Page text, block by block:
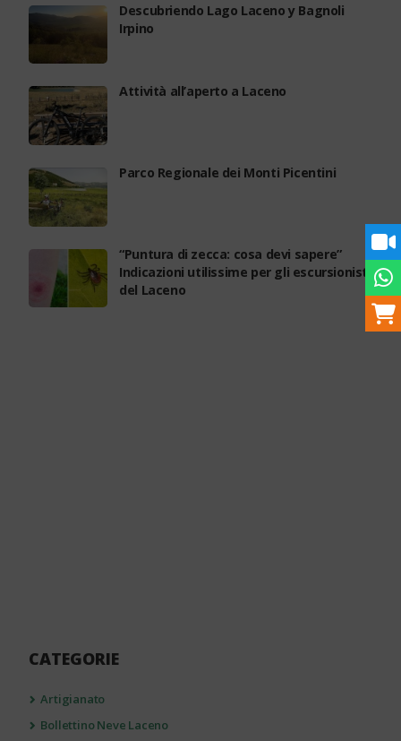
Descubriendo Lago Laceno y Bagnoli
Irpino
Attività all’aperto a Laceno
Parco Regionale dei Monti Picentini
“Puntura di zecca: cosa devi sapere”
Indicazioni utilissime per gli escursionisti
del Laceno
CATEGORIE
Artigianato
Bollettino Neve Laceno